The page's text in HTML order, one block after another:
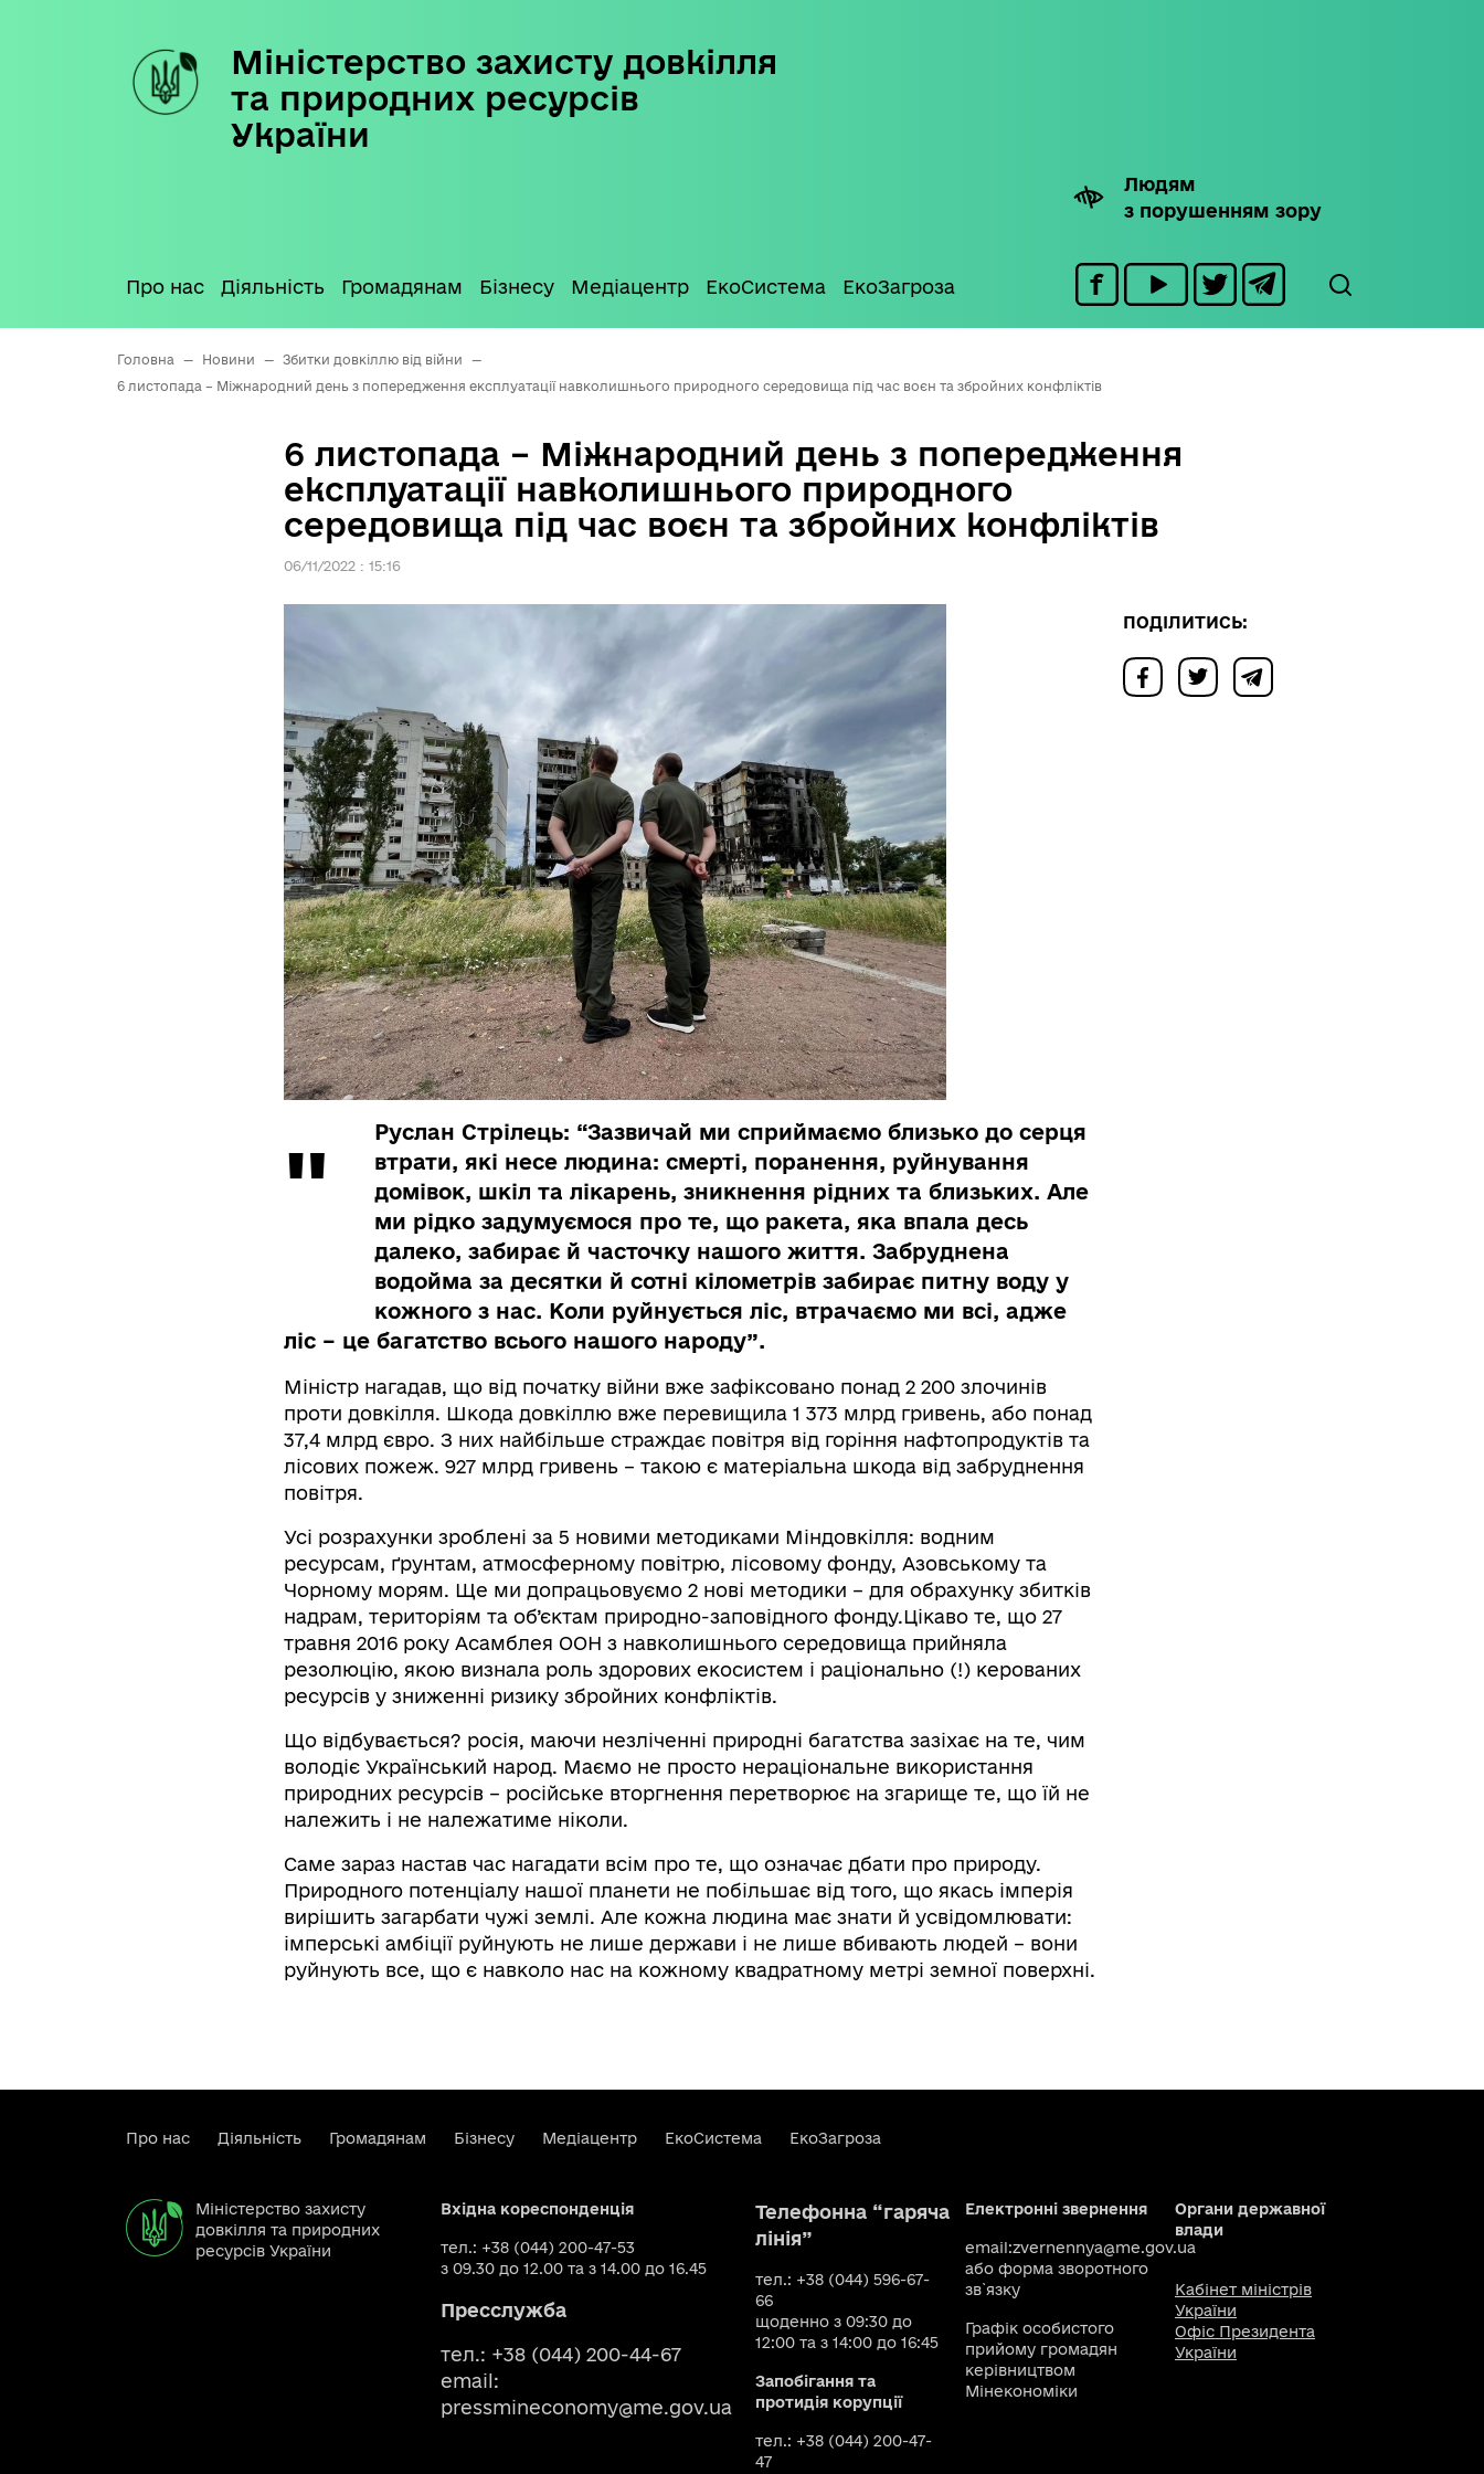
Міністерство захисту довкілля
та природних ресурсів
України
Людям
з порушенням зору
Про нас Діяльність Громадянам Бізнесу Медіацентр ЕкоСистема ЕкоЗагроза
Головна — Новини — Збитки довкіллю від війни
—
6 листопада – Міжнародний день з попередження експлуатації навколишнього природного середовища під час воєн та збройних конфліктів
6 листопада – Міжнародний день з попередження
експлуатації навколишнього природного
середовища під час воєн та збройних конфліктів
06/11/2022 : 15:16
Руслан Стрілець: “Зазвичай ми сприймаємо близько до серця
втрати, які несе людина: смерті, поранення, руйнування
домівок, шкіл та лікарень, зникнення рідних та близьких. Але
ми рідко задумуємося про те, що ракета, яка впала десь
далеко, забирає й часточку нашого життя. Забруднена
водойма за десятки й сотні кілометрів забирає питну воду у
кожного з нас. Коли руйнується ліс, втрачаємо ми всі, адже
ліс – це багатство всього нашого народу”.
Міністр нагадав, що від початку війни вже зафіксовано понад 2 200 злочинів
проти довкілля. Шкода довкіллю вже перевищила 1 373 млрд гривень, або понад
37,4 млрд євро. З них найбільше страждає повітря від горіння нафтопродуктів та
лісових пожеж. 927 млрд гривень – такою є матеріальна шкода від забруднення
повітря.
Усі розрахунки зроблені за 5 новими методиками Міндовкілля: водним
ресурсам, ґрунтам, атмосферному повітрю, лісовому фонду, Азовському та
Чорному морям. Ще ми допрацьовуємо 2 нові методики – для обрахунку збитків
надрам, територіям та об’єктам природно-заповідного фонду.Цікаво те, що 27
травня 2016 року Асамблея ООН з навколишнього середовища прийняла
резолюцію, якою визнала роль здорових екосистем і раціонально (!) керованих
ресурсів у зниженні ризику збройних конфліктів.
Що відбувається? росія, маючи незліченні природні багатства зазіхає на те, чим
володіє Український народ. Маємо не просто нераціональне використання
природних ресурсів – російське вторгнення перетворює на згарище те, що їй не
належить і не належатиме ніколи.
Саме зараз настав час нагадати всім про те, що означає дбати про природу.
Природного потенціалу нашої планети не побільшає від того, що якась імперія
вирішить загарбати чужі землі. Але кожна людина має знати й усвідомлювати:
імперські амбіції руйнують не лише держави і не лише вбивають людей – вони
руйнують все, що є навколо нас на кожному квадратному метрі земної поверхні.
ПОДІЛИТИСЬ:
Про нас Діяльність Громадянам Бізнесу Медіацентр ЕкоСистема ЕкоЗагроза
Міністерство захисту
довкілля та природних
ресурсів України
Вхідна кореспонденція
тел.: +38 (044) 200-47-53
з 09.30 до 12.00 та з 14.00 до 16.45
Пресслужба
тел.: +38 (044) 200-44-67
email:
pressmineconomy@me.gov.ua
Телефонна “гаряча
лінія”
тел.: +38 (044) 596-67-
66
щоденно з 09:30 до
12:00 та з 14:00 до 16:45
Запобігання та
протидія корупції
тел.: +38 (044) 200-47-
47
Електронні звернення
email:zvernennya@me.gov.ua
або форма зворотного
зв`язку
Графік особистого
прийому громадян
керівництвом
Мінекономіки
Органи державної
влади
Кабінет міністрів
України
Офіс Президента
України